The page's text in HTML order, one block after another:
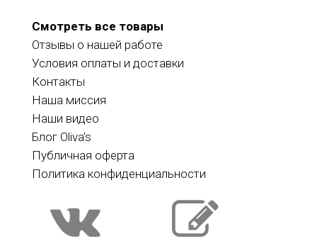
Смотреть все товары
Отзывы о нашей работе
Условия оплаты и доставки
Контакты
Наша миссия
Наши видео
Блог Oliva's
Публичная оферта
Политика конфиденциальности